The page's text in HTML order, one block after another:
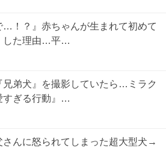
…！？』赤ちゃんが生まれて初めて
した理由…平…
兄弟犬』を撮影していたら…ミラク
すぎる行動』…
さんに怒られてしまった超大型犬→